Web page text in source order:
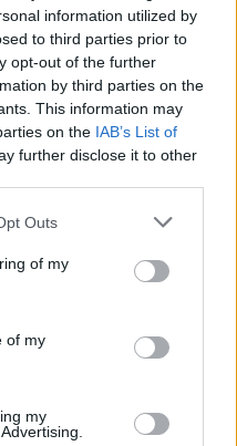
information utilized by
to third parties prior to
opt-out of the further
by third parties on the
This information may
on the IAB’s List of
further disclose it to other
Outs
of my
of my
my
ČTK, která si vyhrazuje
šíření obsahu ze zdrojů ČTK
písemného souhlasu ze
Ministerstvo životního
prostředí aktualizovalo
na změnu klimatu
U Mallorky mělo moře přes
konferenci o klimatu